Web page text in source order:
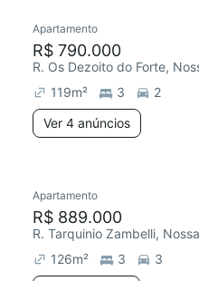
Apartamento
R$ 790.000
R. Os Dezoito do Forte,
119m² 3
2
Ver 4 anúncios
Apartamento
R$ 889.000
R. Tarquinio Zambelli,
126m² 3
3